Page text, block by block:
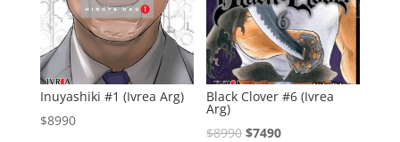
Inuyashiki #1 (Ivrea Arg)
$8990
Black Clover #6 (Ivrea
Arg)
$8990 El
$7490El